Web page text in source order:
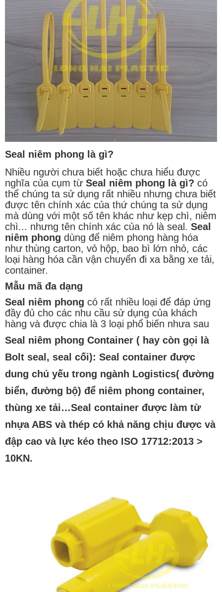
Seal niêm phong là gì?
Nhiều người chưa biết hoặc chưa hiểu được
nghĩa của cụm từ Seal niêm phong là gì? có
thể chúng ta sử dụng rất nhiều nhưng chưa biết
được tên chính xác của thứ chúng ta sử dụng
mà dùng với một số tên khác như kẹp chì, niêm
chì... nhưng tên chính xác của nó là seal. Seal
niêm phong dùng để niêm phong hàng hóa
như thùng carton, vỏ hộp, bao bì lớn nhỏ, các
loại hàng hóa cần vận chuyển đi xa bằng xe tải,
container.
Mẫu mã đa dạng
Seal niêm phong có rất nhiều loại để đáp ứng
đầy đủ cho các nhu cầu sử dụng của khách
hàng và được chia là 3 loại phổ biến nhưa sau
Seal niêm phong Container ( hay còn gọi là
Bolt seal, seal cối): Seal container được
dung chủ yếu trong ngành Logistics( đường
biển, đường bộ) để niêm phong container,
thùng xe tải…Seal container được làm từ
nhựa ABS và thép có khả năng chịu được và
đập cao và lực kéo theo ISO 17712:2013 >
10KN.